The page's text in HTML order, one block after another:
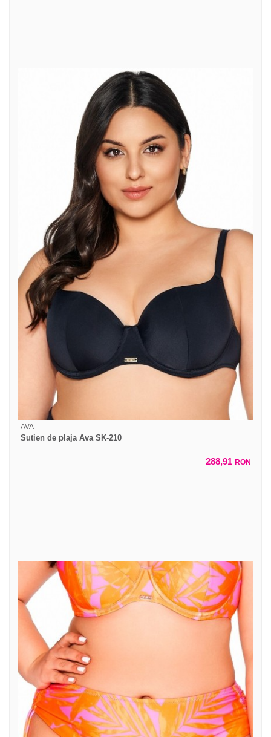
AVA
Sutien de plaja Ava SK-210
288,91 RON